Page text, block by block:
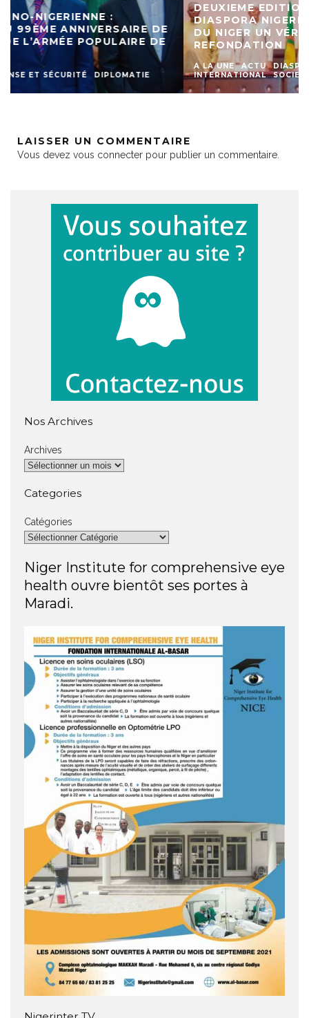
DEUXIEME EDITION DU FORUM DE LA
DIASPORA NIGERIENNE : LA 9ÈME RÉGION
DU NIGER UN VÉRITABLE PILIER POUR LA
REFONDATION
A LA UNE DIASPORA
DIPLOMATIE
INTERNATIONAL
SOCIETE
LAISSER UN COMMENTAIRE
Vous devez vous connecter pour publier un commentaire.
Nos Archives
Archives
Categories
Catégories
Niger Institute for comprehensive eye
health ouvre bientôt ses portes à
Maradi.